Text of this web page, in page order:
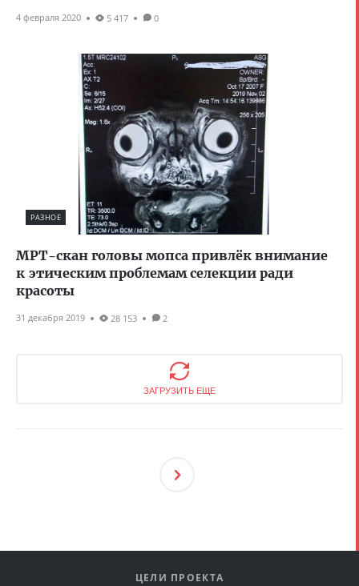
4 февраля 2020 5 417 0
РАЗНОЕ
МРТ-скан головы мопса привлёк внимание
к этическим проблемам селекции ради
красоты
31 декабря 2019 28 153 2
ЗАГРУЗИТЬ ЕЩЕ
Ующ
ЦЕЛИ ПРОЕКТА